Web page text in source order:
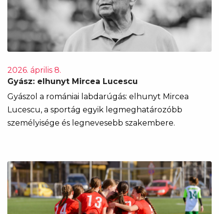
2026. április 8.
Gyász: elhunyt Mircea Lucescu
Gyászol a romániai labdarúgás: elhunyt Mircea
Lucescu, a sportág egyik legmeghatározóbb
személyisége és legnevesebb szakembere.